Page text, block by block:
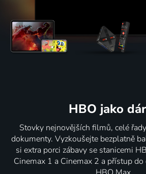
HBO jako
Stovky nejnovějších filmů, celé
dokumenty. Vyzkoušejte bezplatně
si extra porci zábavy se stanicemi
Cinemax 1 a Cinemax 2 a přístup